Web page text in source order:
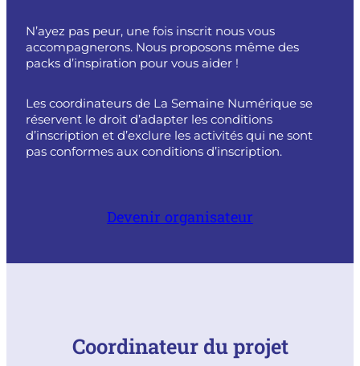
N’ayez pas peur, une fois inscrit nous vous
accompagnerons. Nous proposons même des
packs d’inspiration pour vous aider !
Les coordinateurs de La Semaine Numérique se
réservent le droit d’adapter les conditions
d’inscription et d’exclure les activités qui ne sont
pas conformes aux conditions d’inscription.
Devenir organisateur
Coordinateur du projet